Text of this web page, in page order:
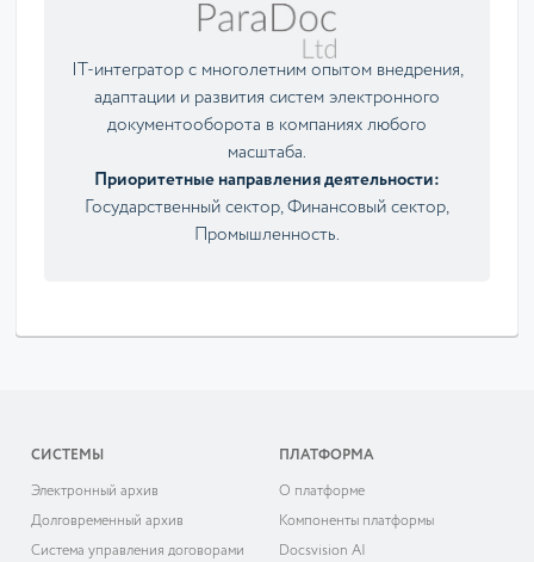
IT-интегратор с многолетним опытом внедрения,
адаптации и развития систем электронного
документооборота в компаниях любого
масштаба.
Приоритетные направления деятельности:
Государственный сектор, Финансовый сектор,
Промышленность.
СИСТЕМЫ
Электронный архив
Долговременный архив
Система управления договорами
ПЛАТФОРМА
О платформе
Компоненты платформы
Docsvision AI